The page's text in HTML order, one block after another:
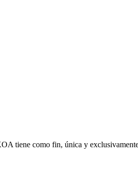
como fin, única y exclusivamente,